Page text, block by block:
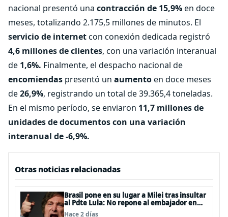
nacional presentó una contracción de 15,9%en doce
meses, totalizando 2.175,5 millones de minutos. El
servicio de internetcon conexión dedicada registró
4,6 millones de clientes, con una variación interanual
de 1,6%. Finalmente, el despacho nacional de
encomiendas presentó un aumentoen doce meses
de26,9%, registrando un total de 39.365,4 toneladas.
En el mismo período, se enviaron 11,7 millones de
unidades de documentos con una variación
interanual de -6,9%.
Otras noticias relacionadas
Brasil pone en su lugar a Milei tras insultar
al Pdte Lula: No repone al embajador en
BBSS y rebaja la relación bilateral
Hace 2 días